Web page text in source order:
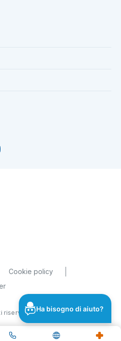
Cookie policy
riservati
Ha bisogno di aiuto?